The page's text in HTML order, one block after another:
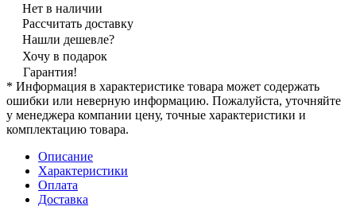
Нет в наличии
Рассчитать доставку
Нашли дешевле?
Хочу в подарок
Гарантия!
* Информация в характеристике товара может содержать
ошибки или неверную информацию. Пожалуйста, уточняйте
у менеджера компании цену, точные характеристики и
комплектацию товара.
Описание
Характеристики
Оплата
Доставка